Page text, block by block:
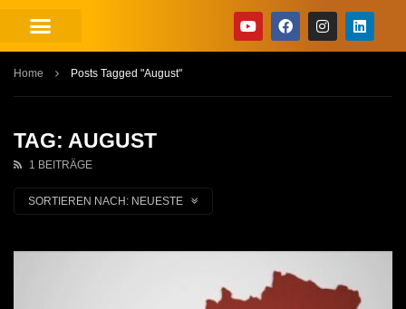
Home Posts Tagged "August"
TAG: AUGUST
1 BEITRÄGE
SORTIEREN NACH: NEUESTE